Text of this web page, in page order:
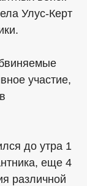
Улус-Керт
участие,
до утра 1
еще 4
различной